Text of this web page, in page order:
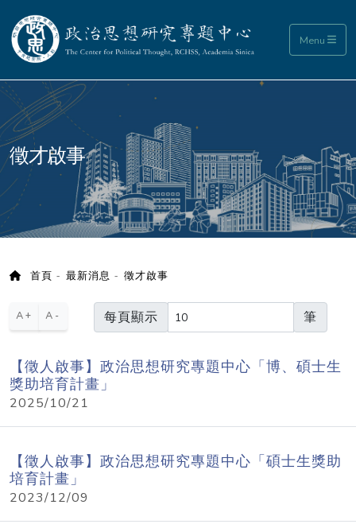
政治思想研究專題中心 Menu
:::
徵才啟事
首頁 最新消息 徵才啟事
A+ A- 每頁顯示 筆
【徵人啟事】政治思想研究專題中心「博、碩士生
獎助培育計畫」
2025/10/21
【徵人啟事】政治思想研究專題中心「碩士生獎助
培育計畫」
2023/12/09